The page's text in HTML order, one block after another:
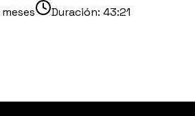
Duración: 43:21